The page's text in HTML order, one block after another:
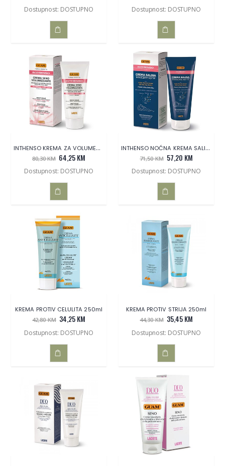
Dostupnost: DOSTUPNO
U
KOŠARICU
Dostupnost: DOSTUPNO
U
KOŠARICU
INTHENSO KREMA ZA VOLUMEN GRUDI
80,30 KM 64,25 KM
Dostupnost: DOSTUPNO
U
KOŠARICU
INTHENSO NOĆNA KREMA SALINA
71,50 KM 57,20 KM
Dostupnost: DOSTUPNO
U
KOŠARICU
KREMA PROTIV CELULITA 250ml
42,80 KM 34,25 KM
Dostupnost: DOSTUPNO
U
KOŠARICU
KREMA PROTIV STRIJA 250ml
44,30 KM 35,45 KM
Dostupnost: DOSTUPNO
KOŠARICU